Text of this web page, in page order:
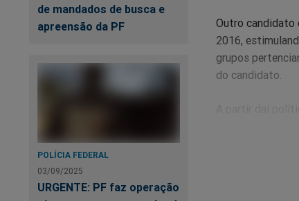
de mandados de busca e
apreensão da PF
POLÍCIA FEDERAL
03/09/2025
URGENTE: PF faz operação
Outro candidato
2016,
grupos
do candidato.
capitalizar as
candidaturas.